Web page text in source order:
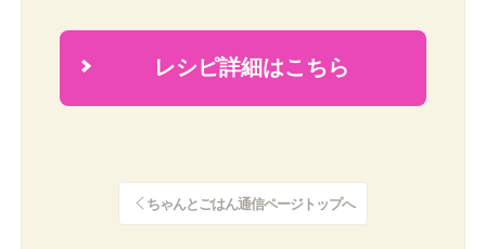
2 レシピ詳細はこちら
ちゃんとごはん通信ページトップへ